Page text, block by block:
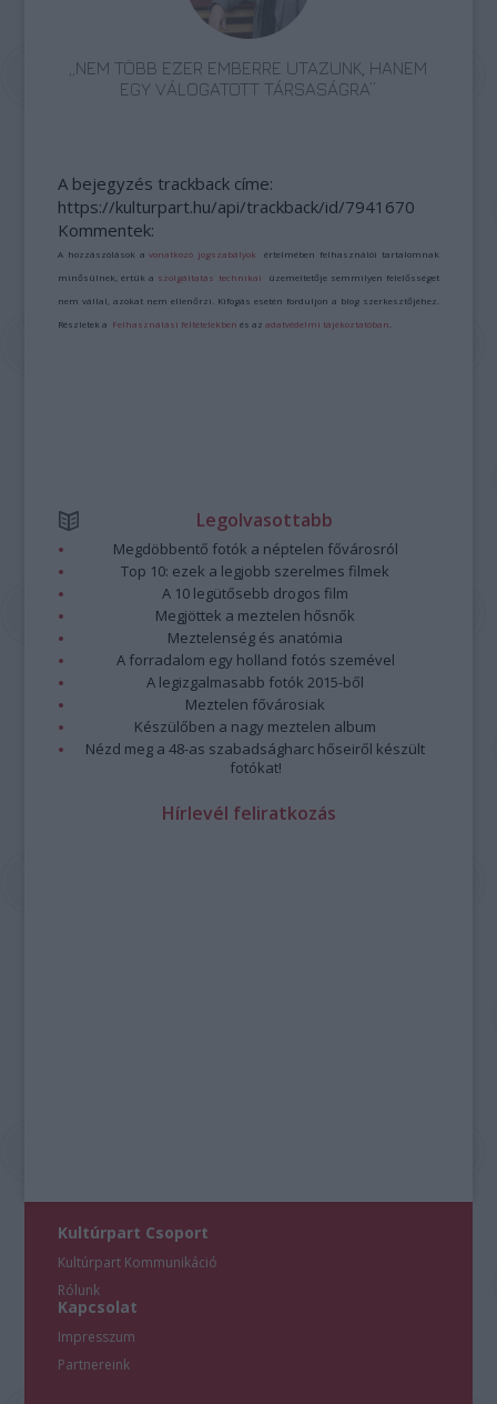
„NEM TÖBB EZER EMBERRE UTAZUNK, HANEM
EGY VÁLOGATOTT TÁRSASÁGRA”
A bejegyzés trackback címe:
https://kulturpart.hu/api/trackback/id/7941670
Kommentek:
A hozzászólások avonatkozó jogszabályok értelmében felhasználói tartalomnak
minősülnek, értük a szolgáltatás technikai üzemeltetője semmilyen felelősséget
nem vállal, azokat nem ellenőrzi. Kifogás esetén forduljon a blog szerkesztőjéhez.
Részletek a Felhasználási feltételekben és azadatvédelmi tájékoztatóban
Legolvasottabb
Megdöbbentő fotók a néptelen fővárosról
Top 10: ezek a legjobb szerelmes filmek
A 10 legütősebb drogos film
Megjöttek a meztelen hősnők
Meztelenség és anatómia
A forradalom egy holland fotós szemével
A legizgalmasabb fotók 2015-ből
Meztelen fővárosiak
Készülőben a nagy meztelen album
Nézd meg a 48-as szabadságharc hőseiről készült
fotókat!
Hírlevél feliratkozás
Kultúrpart Csoport
Kultúrpart Kommunikáció
Rólunk
Kapcsolat
Impresszum
Partnereink